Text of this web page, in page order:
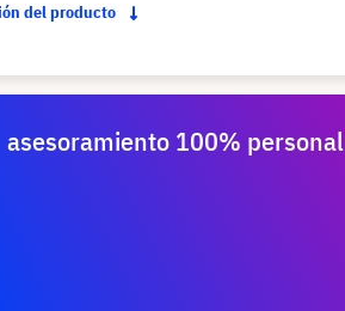
del producto
asesoramiento 100% personal